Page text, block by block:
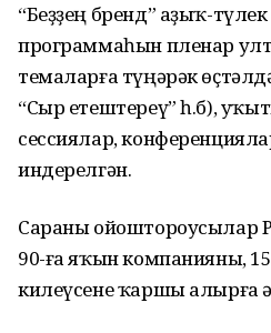
“Беҙҙең бренд” аҙыҡ-
программаһын пленар
темаларға түңәрәк
“Сыр етештереү” һ.б),
сессиялар,
индерелгән.
Сараны ойоштороусылар
90-ға яҡын компанияны,
килеүсене ҡаршы алырға